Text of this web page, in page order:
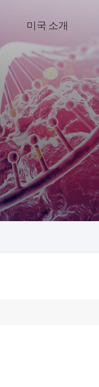
미국 소개